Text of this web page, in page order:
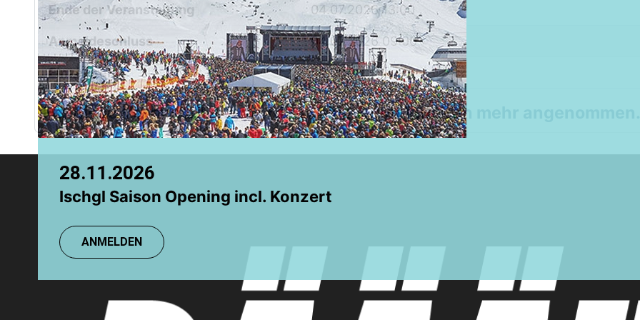
Chamonix
Grindelwald
28.11.2026
Ischgl Saison Opening incl. Konzert
ANMELDEN
08.08.2026
TR: Einsteigerkurs
ANMELDEN
Ende der Veranstaltung 04.07.2026 13:00
Anmeldeschluss 04.07.2026 09:00
Einzelpreis 50,00€
Für diese Veranstaltung werden keine Anmeldungen mehr angenommen.